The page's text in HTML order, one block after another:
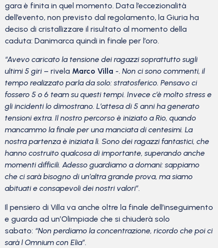
gara è finita in quel momento. Data l’eccezionalità
dell’evento, non previsto dal regolamento, la Giuria ha
deciso di cristallizzare il risultato al momento della
caduta: Danimarca quindi in finale per l’oro.
“Avevo caricato la tensione dei ragazzi soprattutto sugli
ultimi 5 giri – rivela Marco Villa -. Non ci sono commenti, il
tempo realizzato parla da solo: stratosferico. Pensavo ci
fossero 5 o 6 team su questi tempi. Invece c’è molto stress e
gli incidenti lo dimostrano. L’attesa di 5 anni ha generato
tensioni extra. Il nostro percorso è iniziato a Rio, quando
mancammo la finale per una manciata di centesimi. La
nostra partenza è iniziata lì. Sono dei ragazzi fantastici, che
hanno costruito qualcosa di importante, superando anche
momenti difficili. Adesso guardiamo a domani: sappiamo
che ci sarà bisogno di un’altra grande prova, ma siamo
abituati e consapevoli dei nostri valori”.
Il pensiero di Villa va anche oltre la finale dell’inseguimento
e guarda ad un’Olimpiade che si chiuderà solo
sabato: “Non perdiamo la concentrazione, ricordo che poi ci
sarà l Omnium con Elia”.